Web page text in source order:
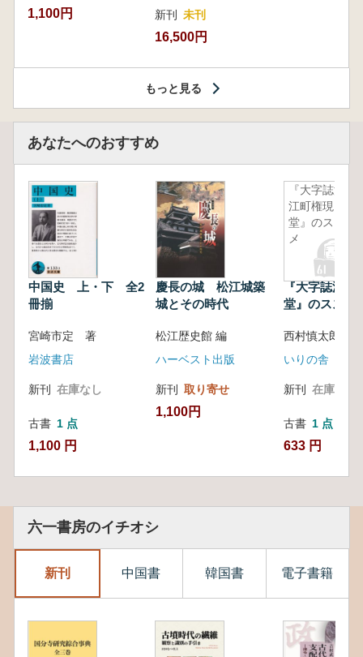
1,100円 新刊 未刊
16,500円
もっと見る
あなたへのおすすめ
中国史 上・下 全2
冊揃
宮崎市定 著
岩波書店
新刊 在庫なし
古書 1 点
1,100 円
慶長の城 松江城築
城とその時代
松江歴史館 編
ハーベスト出版
新刊 取り寄せ
1,100円
『大字誌浪
江町権現
堂』のスス
メ
『大字誌浪江
堂』のススメ
西村慎太郎
いりの舎
新刊 在庫なし
古書 1 点
633 円
六一書房のイチオシ
新刊 中国書 韓国書 電子書籍